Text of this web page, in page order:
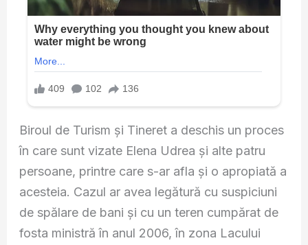
Biroul de Turism și Tineret a deschis un proces
în care sunt vizate Elena Udrea și alte patru
persoane, printre care s-ar afla și o apropiată a
acesteia. Cazul ar avea legătură cu suspiciuni
de spălare de bani și cu un teren cumpărat de
fosta ministră în anul 2006, în zona Lacului